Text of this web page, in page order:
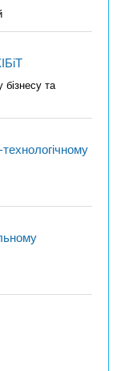
бізнесу та